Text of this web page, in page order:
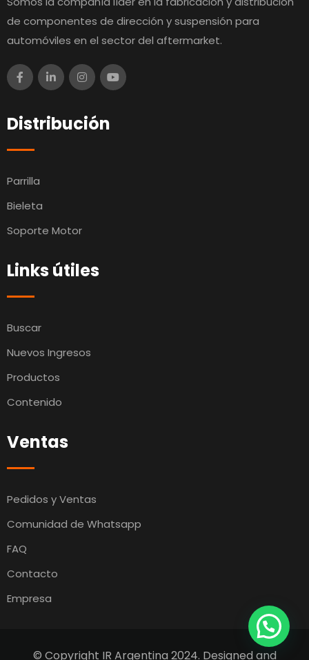
de componentes de dirección y suspensión para
automóviles en el sector del aftermarket.
Distribución
Parrilla
Bieleta
Soporte Motor
Links útiles
Buscar
Nuevos Ingresos
Productos
Contenido
Ventas
Pedidos y Ventas
Comunidad de Whatsapp
FAQ
Contacto
Empresa
© Copyright IR Argentina 2024. Designed and